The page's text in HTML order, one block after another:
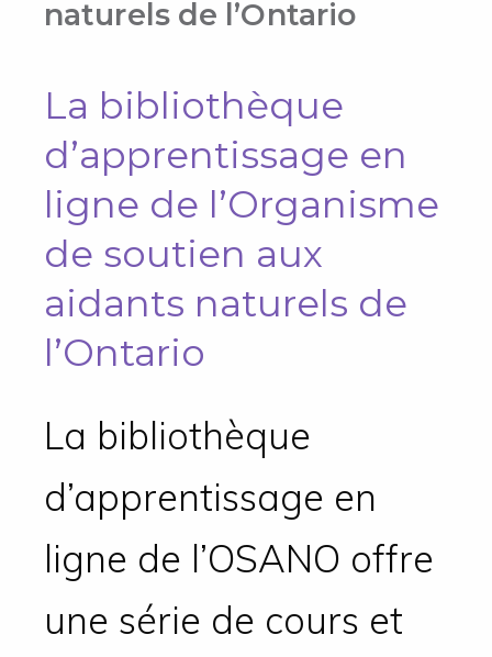
naturels de l’Ontario
La bibliothèque
d’apprentissage en
ligne de l’Organisme
de soutien aux
aidants naturels de
l’Ontario
La bibliothèque
d’apprentissage en
ligne de l’OSANO offre
une série de cours et